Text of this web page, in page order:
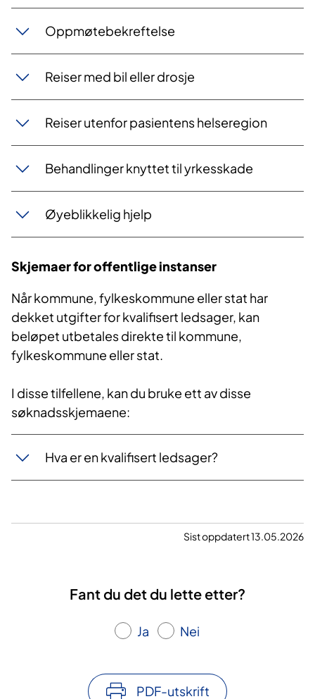
Oppmøtebekreftelse
Reiser med bil eller drosje
Reiser utenfor pasientens helseregion
Behandlinger knyttet til yrkesskade
Øyeblikkelig hjelp
Skjemaer for offentlige instanser
Når kommune, fylkeskommune eller stat har
dekket utgifter for kvalifisert ledsager, kan
beløpet utbetales direkte til kommune,
fylkeskommune eller stat.
I disse tilfellene, kan du bruke ett av disse
søknadsskjemaene:
Hva er en kvalifisert ledsager?
Sist oppdatert 13.05.2026
Fant du det du lette etter?
Ja Nei
PDF-utskrift